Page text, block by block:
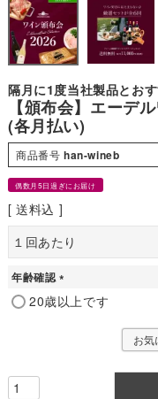
隔月に1度当社製品とお
【頒布会】エーデ
(各月払い)
商品番号 han-wineb
偶数月5日過ぎにお届け
送料込
１回あたり
年齢確認
(
必
20歳以上です
お気